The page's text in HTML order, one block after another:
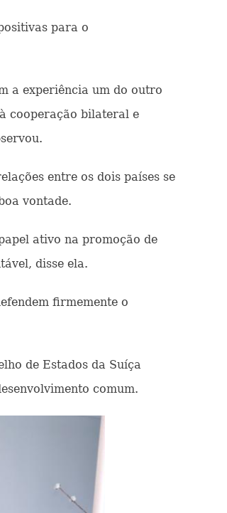
para o
a experiência um do outro
cooperação bilateral e
entre os dois países se
vontade.
ativo na promoção de
disse ela.
firmemente o
de Estados da Suíça
comum.